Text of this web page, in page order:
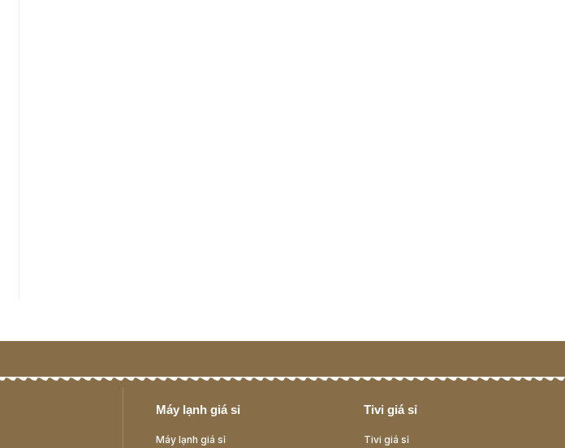
Máy lạnh giá sỉ
Máy lạnh giá sỉ
Tivi giá sỉ
Tivi giá sỉ